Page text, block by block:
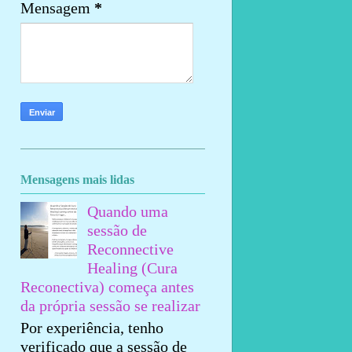
Mensagem *
Mensagens mais lidas
Quando uma
sessão de
Reconnective
Healing (Cura
Reconectiva) começa antes
da própria sessão se realizar
Por experiência, tenho
verificado que a sessão de